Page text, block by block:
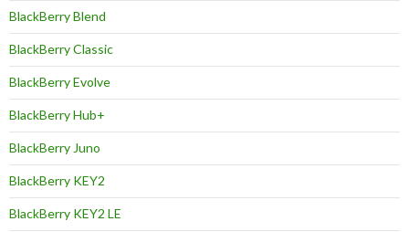
BlackBerry Blend
BlackBerry Classic
BlackBerry Evolve
BlackBerry Hub+
BlackBerry Juno
BlackBerry KEY2
BlackBerry KEY2 LE